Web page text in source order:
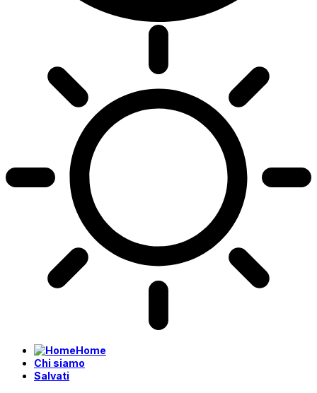
Home
Chi siamo
Salvati